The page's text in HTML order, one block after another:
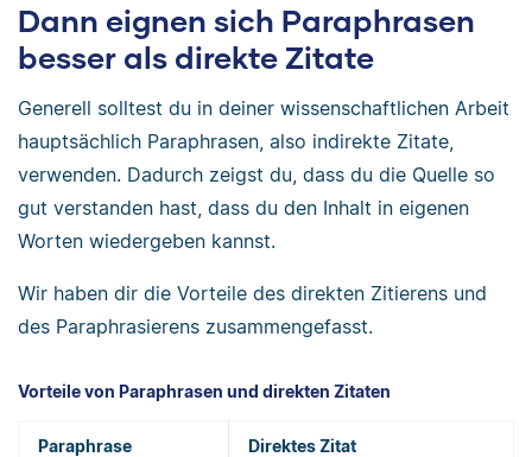
Dann eignen sich Paraphrasen
besser als direkte Zitate
Generell solltest du in deiner wissenschaftlichen Arbeit
hauptsächlich Paraphrasen, also indirekte Zitate,
verwenden. Dadurch zeigst du, dass du die Quelle so
gut verstanden hast, dass du den Inhalt in eigenen
Worten wiedergeben kannst.
Wir haben dir die Vorteile des direkten Zitierens und
des Paraphrasierens zusammengefasst.
Vorteile von Paraphrasen und direkten Zitaten
Paraphrase Direktes Zitat